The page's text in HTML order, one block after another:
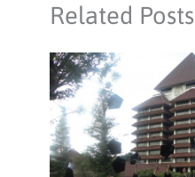
Related Posts